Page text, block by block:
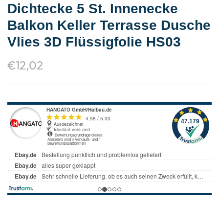
Dichtecke 5 St. Innenecke
Balkon Keller Terrasse Dusche
Vlies 3D Flüssigfolie HS03
€12,02